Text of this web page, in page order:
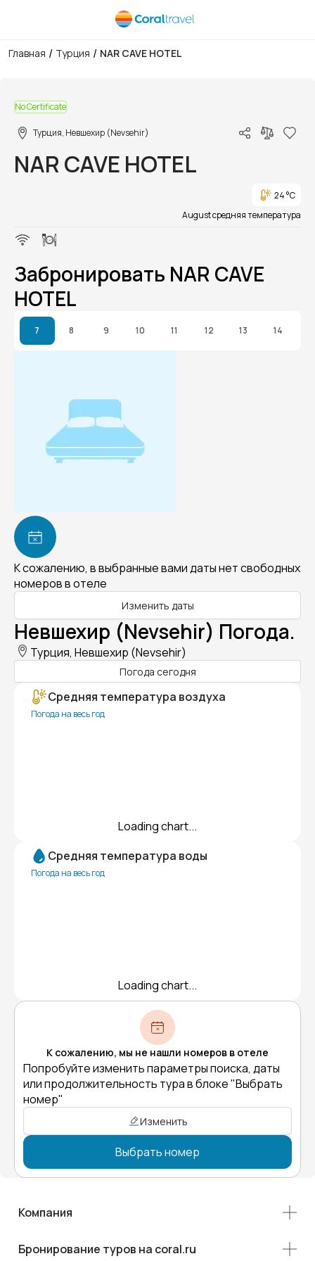
Главная / Турция / NAR CAVE HOTEL
No Certificate
Турция, Невшехир (Nevsehir)
NAR CAVE HOTEL
24 °C
August средняя температура
Забронировать NAR CAVE
HOTEL
7 8 9 10 11 12 13 14
К сожалению, в выбранные вами даты нет свободных
номеров в отеле
Изменить даты
Невшехир (Nevsehir) Погода.
Турция, Невшехир (Nevsehir)
Погода сегодня
Средняя температура воздуха
Погода на весь год
Loading chart...
Средняя температура воды
Погода на весь год
Loading chart...
К сожалению, мы не нашли номеров в отеле
Попробуйте изменить параметры поиска, даты
или продолжительность тура в блоке "Выбрать
номер"
Изменить
Выбрать номер
Компания
Бронирование туров на coral.ru